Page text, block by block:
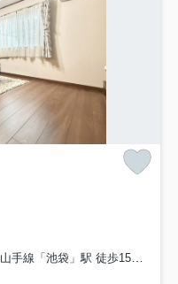
山手線「池袋」駅 徒歩15分